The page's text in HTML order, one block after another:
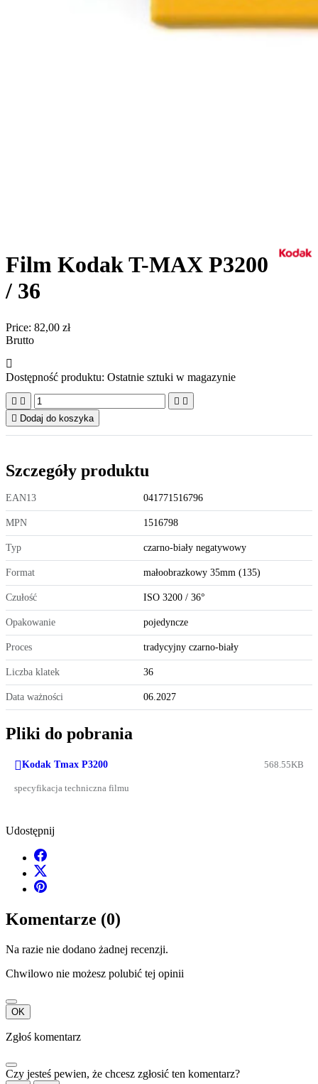
Film Kodak T-MAX P3200
/ 36
Price: 82,00 zł
Brutto

Dostępność produktu: Ostatnie sztuki w magazynie
   
 Dodaj do koszyka
Szczegóły produktu
EAN13 041771516796
MPN 1516798
Typ czarno-biały negatywowy
Format małoobrazkowy 35mm (135)
Czułość ISO 3200 / 36°
Opakowanie pojedyncze
Proces tradycyjny czarno-biały
Liczba klatek 36
Data ważności 06.2027
Pliki do pobrania
Kodak Tmax P3200 568.55KB
specyfikacja techniczna filmu
Udostępnij
Komentarze (0)
Na razie nie dodano żadnej recenzji.
Chwilowo nie możesz polubić tej opinii
OK
Zgłoś komentarz
Czy jesteś pewien, że chcesz zgłosić ten komentarz?